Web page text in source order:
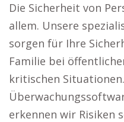
Die Sicherheit von
allem. Unsere
sorgen für Ihre
Familie bei
kritischen
erkennen wir Risiken